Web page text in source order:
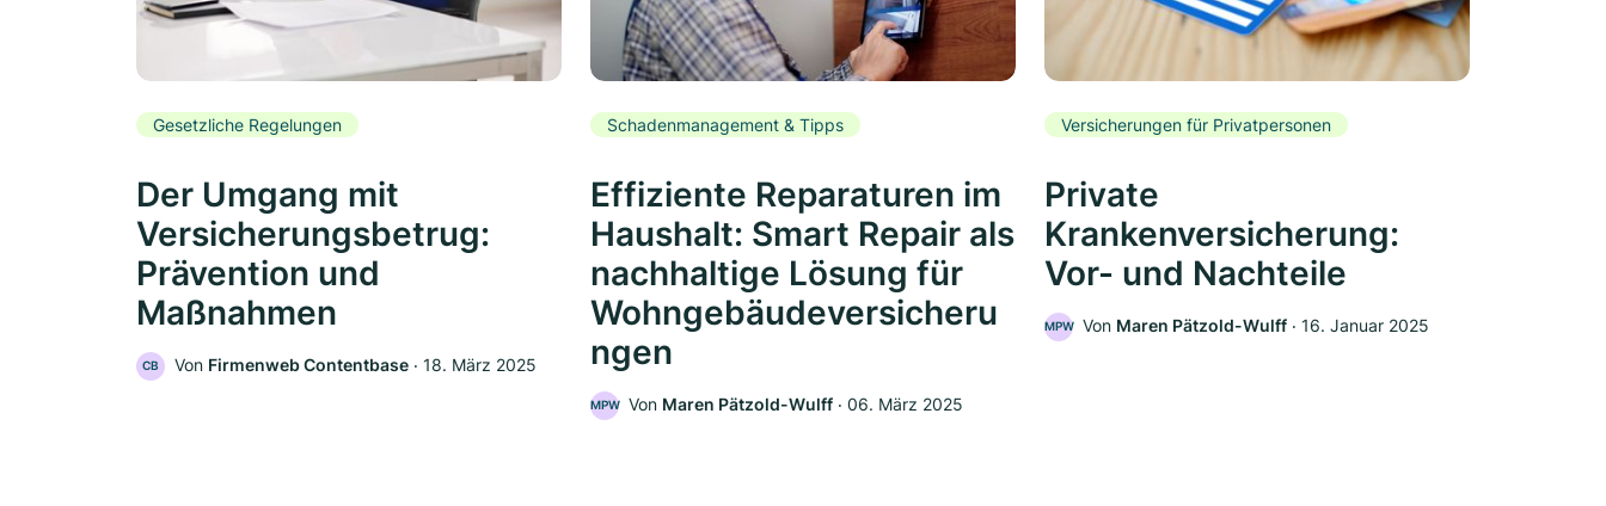
Gesetzliche Regelungen
Der Umgang mit
Versicherungsbetrug:
Prävention und
Maßnahmen
CB Von Firmenweb Contentbase ‧ 18. März 2025
Schadenmanagement & Tipps
Effiziente Reparaturen im
Haushalt: Smart Repair als
nachhaltige Lösung für
Wohngebäudeversicheru
ngen
MPW Von Maren Pätzold-Wulff ‧ 06. März 2025
Versicherungen für Privatpersonen
Private
Krankenversicherung:
Vor- und Nachteile
MPW Von Maren Pätzold-Wulff ‧ 16. Januar 2025